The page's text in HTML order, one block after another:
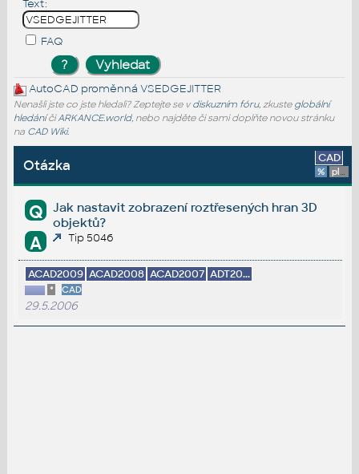
Text:
FAQ
AutoCAD proměnná VSEDGEJITTER
Nenašli jste co jste hledali? Zeptejte se v diskuzním fóru, zkuste globální
hledáníčiARKANCE.world, nebo najděte či sami doplňte novou stránku
na CAD Wiki.
Otázka CAD
% platforma
Q
Jak nastavit zobrazení roztřesených hran 3D
objektů?
A Tip 5046
ACAD2009 ACAD2008 ACAD2007 ADT20...
* CAD
29.5.2006